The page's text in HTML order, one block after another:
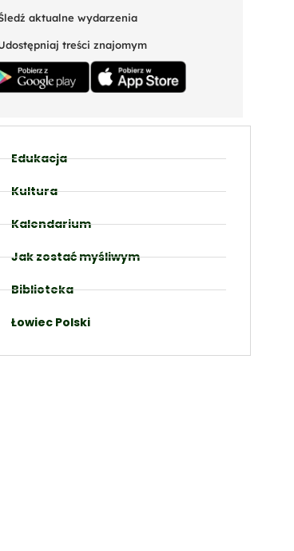
aktualne wydarzenia
treści znajomym
Edukacja
Kultura
Kalendarium
Jak zostać myśliwym
Biblioteka
Łowiec Polski